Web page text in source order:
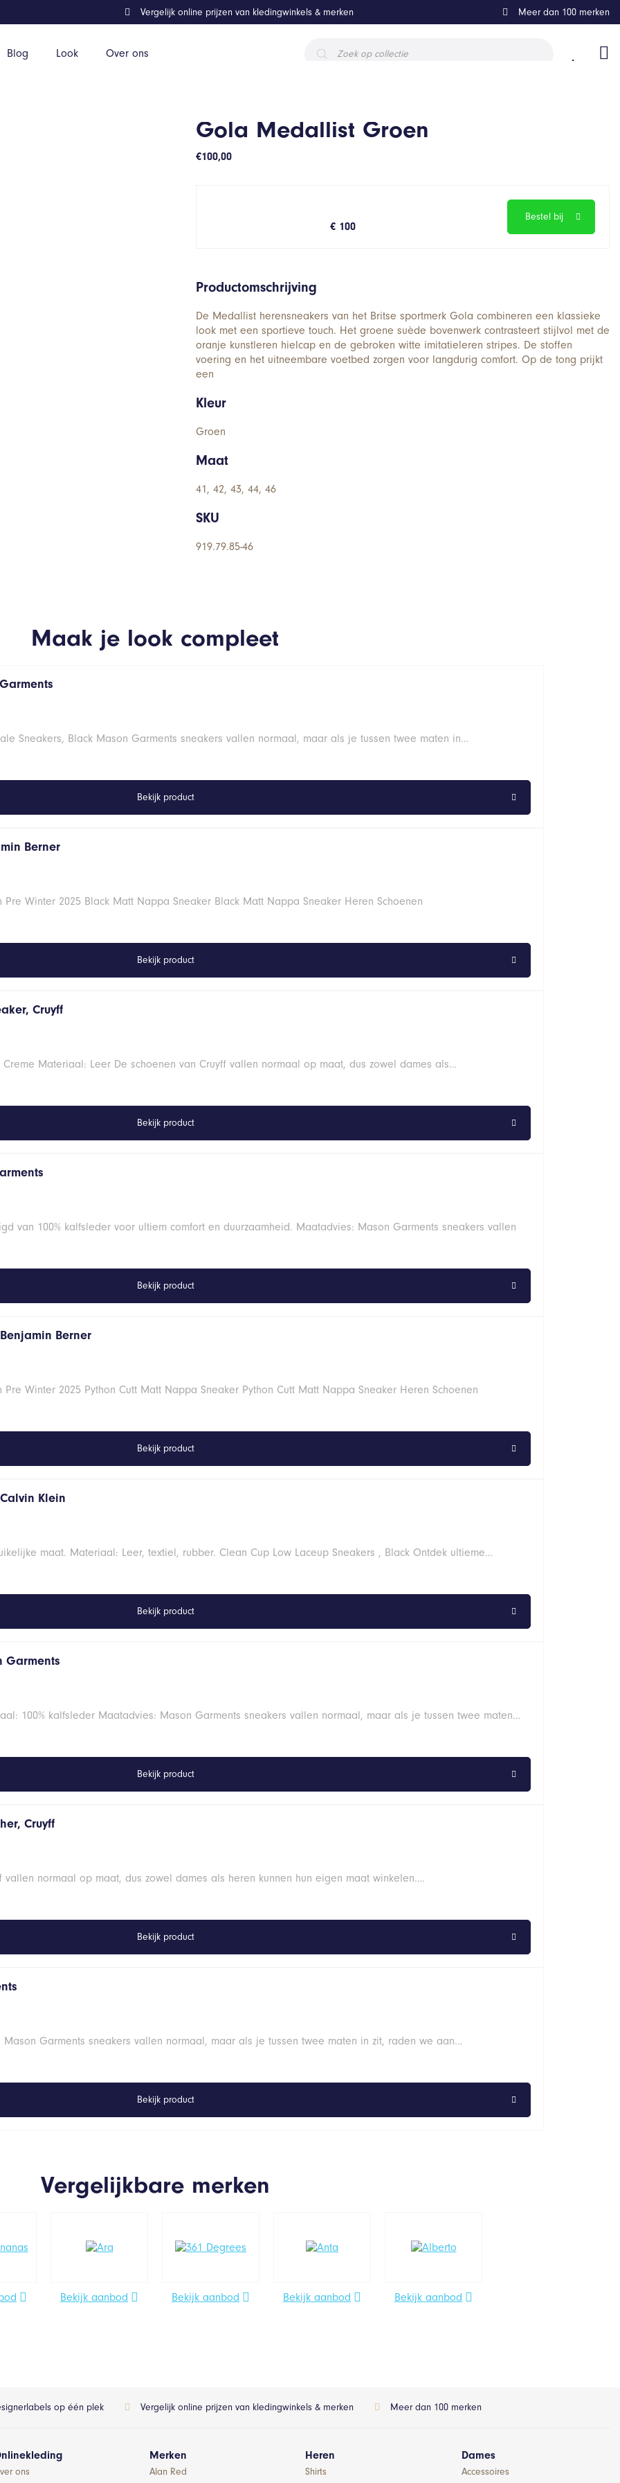
Blog Look Over ons
zoeken
Vergelijk online prijzen van kledingwinkels & merken Meer dan 100 merken
Gola Medallist Groen
€100,00
€ 100
Bestel bij
Productomschrijving
De Medallist herensneakers van het Britse sportmerk Gola combineren een klassieke
look met een sportieve touch. Het groene suède bovenwerk contrasteert stijlvol met de
oranje kunstleren hielcap en de gebroken witte imitatieleren stripes. De stoffen
voering en het uitneembare voetbed zorgen voor langdurig comfort. Op de tong prijkt
een
Kleur
Groen
Maat
41, 42, 43, 44, 46
SKU
919.79.85-46
Maak je look compleet
Sneakers, Black Mason Garments sneakers vallen normaal, maar als je tussen twee maten in…
Bekijk product
Berner
Pre Winter 2025 Black Matt Nappa Sneaker Black Matt Nappa Sneaker Heren Schoenen
Bekijk product
Cruyff
Creme Materiaal: Leer De schoenen van Cruyff vallen normaal op maat, dus zowel dames als…
Bekijk product
van 100% kalfsleder voor ultiem comfort en duurzaamheid. Maatadvies: Mason Garments sneakers vallen
Bekijk product
Berner
Winter 2025 Python Cutt Matt Nappa Sneaker Python Cutt Matt Nappa Sneaker Heren Schoenen
Bekijk product
Klein
maat. Materiaal: Leer, textiel, rubber. Clean Cup Low Laceup Sneakers , Black Ontdek ultieme…
Bekijk product
Garments
100% kalfsleder Maatadvies: Mason Garments sneakers vallen normaal, maar als je tussen twee maten…
Bekijk product
Cruyff
vallen normaal op maat, dus zowel dames als heren kunnen hun eigen maat winkelen….
Bekijk product
Garments sneakers vallen normaal, maar als je tussen twee maten in zit, raden we aan…
Bekijk product
Vergelijkbare merken
Bekijk aanbod Bekijk aanbod Bekijk aanbod Bekijk aanbod
op één plek Vergelijk online prijzen van kledingwinkels & merken Meer dan 100 merken
ons
Merken
Alan Red
Heren
Shirts
Dames
Accessoires